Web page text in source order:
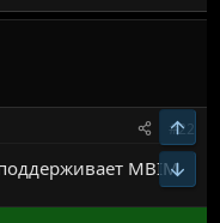
#22
MBIM
Верх